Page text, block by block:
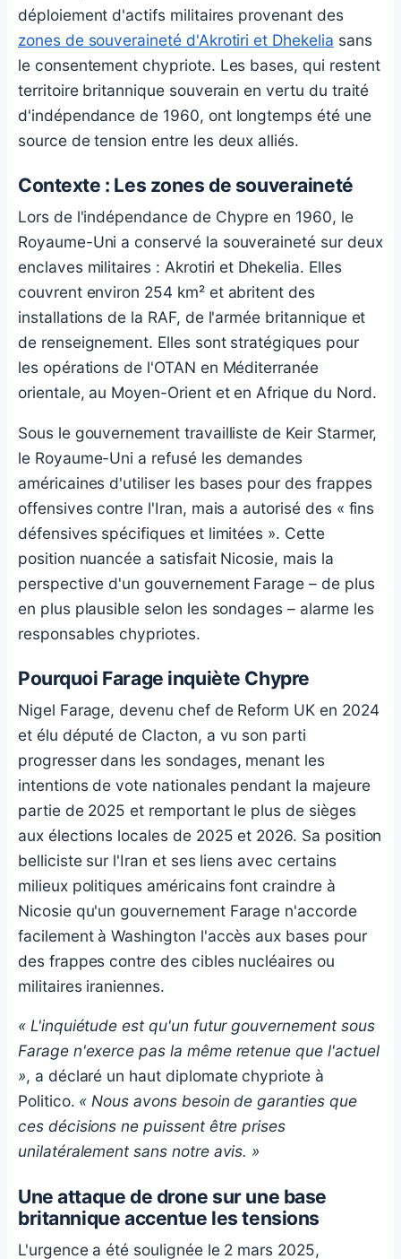
déploiement d'actifs militaires provenant des
zones de souveraineté d'Akrotiri et Dhekelia sans
le consentement chypriote. Les bases, qui restent
territoire britannique souverain en vertu du traité
d'indépendance de 1960, ont longtemps été une
source de tension entre les deux alliés.
Contexte : Les zones de souveraineté
Lors de l'indépendance de Chypre en 1960, le
Royaume-Uni a conservé la souveraineté sur deux
enclaves militaires : Akrotiri et Dhekelia. Elles
couvrent environ 254 km² et abritent des
installations de la RAF, de l'armée britannique et
de renseignement. Elles sont stratégiques pour
les opérations de l'OTAN en Méditerranée
orientale, au Moyen-Orient et en Afrique du Nord.
Sous le gouvernement travailliste de Keir Starmer,
le Royaume-Uni a refusé les demandes
américaines d'utiliser les bases pour des frappes
offensives contre l'Iran, mais a autorisé des « fins
défensives spécifiques et limitées ». Cette
position nuancée a satisfait Nicosie, mais la
perspective d'un gouvernement Farage – de plus
en plus plausible selon les sondages – alarme les
responsables chypriotes.
Pourquoi Farage inquiète Chypre
Nigel Farage, devenu chef de Reform UK en 2024
et élu député de Clacton, a vu son parti
progresser dans les sondages, menant les
intentions de vote nationales pendant la majeure
partie de 2025 et remportant le plus de sièges
aux élections locales de 2025 et 2026. Sa position
belliciste sur l'Iran et ses liens avec certains
milieux politiques américains font craindre à
Nicosie qu'un gouvernement Farage n'accorde
facilement à Washington l'accès aux bases pour
des frappes contre des cibles nucléaires ou
militaires iraniennes.
« L'inquiétude est qu'un futur gouvernement sous
Farage n'exerce pas la même retenue que l'actuel
», a déclaré un haut diplomate chypriote à
Politico. « Nous avons besoin de garanties que
ces décisions ne puissent être prises
unilatéralement sans notre avis. »
Une attaque de drone sur une base
britannique accentue les tensions
L'urgence a été soulignée le 2 mars 2025,